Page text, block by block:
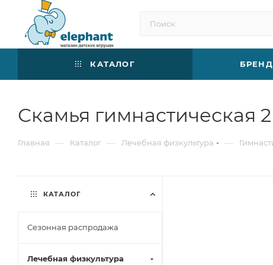
КАТАЛОГ
Скамья гимнастическая
Главная — Каталог — Лечебная физкультура —
КАТАЛОГ
Сезонная распродажа
Лечебная физкультура